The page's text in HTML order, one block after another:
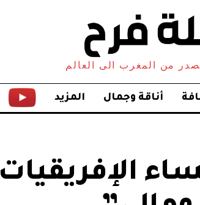
من المغرب الى العالم
أناقة وجمال المزيد
الإفريقيات